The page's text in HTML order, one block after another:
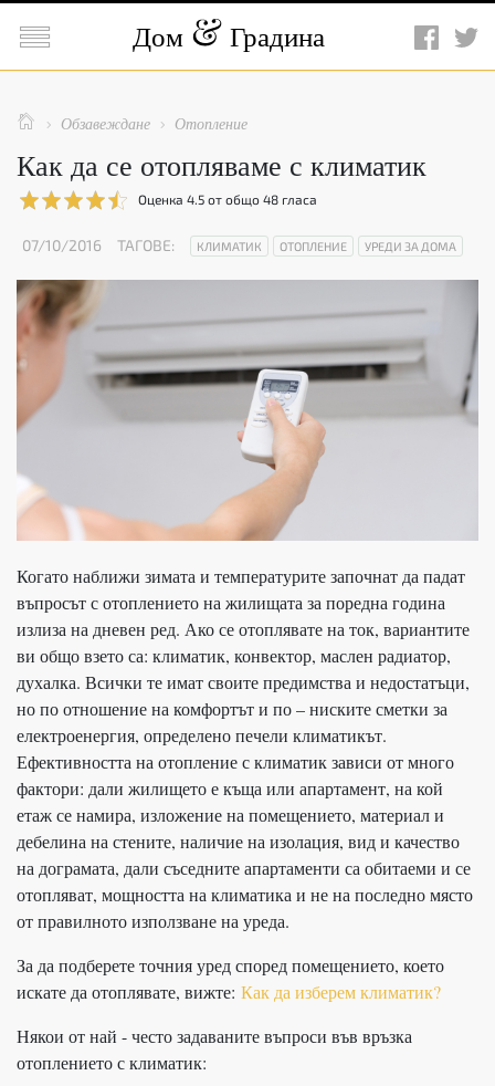
 Дом Градина
  Обзавеждане  Отопление
Как да се отопляваме с климатик
Оценка 4.5 от общо 48 гласа
07/10/2016 ТАГОВЕ: КЛИМАТИК ОТОПЛЕНИЕ УРЕДИ ЗА ДОМА
Когато наближи зимата и температурите започнат да падат
въпросът с отоплението на жилищата за поредна година
излиза на дневен ред. Ако се отоплявате на ток, вариантите
ви общо взето са: климатик, конвектор, маслен радиатор,
духалка. Всички те имат своите предимства и недостатъци,
но по отношение на комфортът и по – ниските сметки за
електроенергия, определено печели климатикът.
Ефективността на отопление с климатик зависи от много
фактори: дали жилището е къща или апартамент, на кой
етаж се намира, изложение на помещението, материал и
дебелина на стените, наличие на изолация, вид и качество
на дограмата, дали съседните апартаменти са обитаеми и се
отопляват, мощността на климатика и не на последно място
от правилното използване на уреда.
За да подберете точния уред според помещението, което
искате да отоплявате, вижте: Как да изберем климатик?
Някои от най - често задаваните въпроси във връзка
отоплението с климатик: